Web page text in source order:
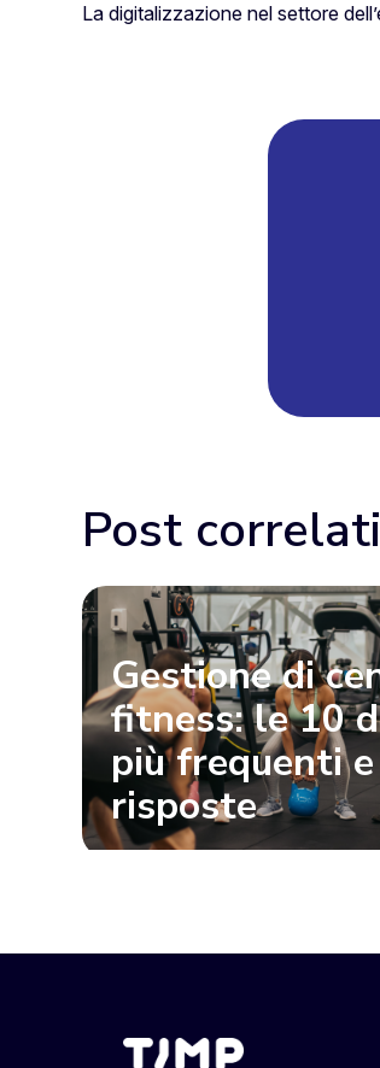
La digitalizzazione nel settore
Post correlati
Gestione di
fitness: le 10
più frequenti
risposte